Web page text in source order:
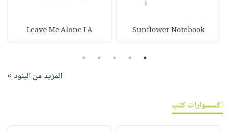
Sunflower Notebook
Leave Me Alone I A
1
2
3
4
5
المزيد من البنود »
اكسسوارات كتب